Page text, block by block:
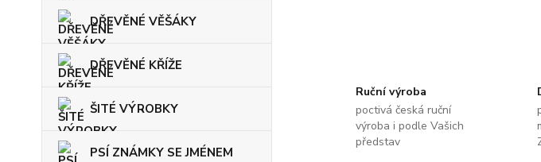
DŘEVĚNÉ VĚŠÁKY
DŘEVĚNÉ KŘÍŽE
ŠITÉ VÝROBKY
PSÍ ZNÁMKY SE JMÉNEM
Ruční výroba
poctivá česká ruční
výroba i podle Vašich
představ